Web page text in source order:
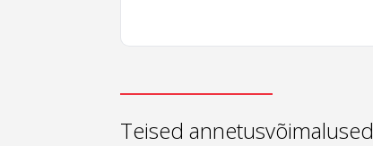
Teised annetusvõimalused